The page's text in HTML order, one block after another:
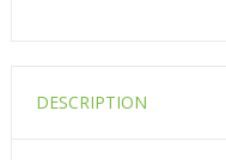
DESCRIPTION